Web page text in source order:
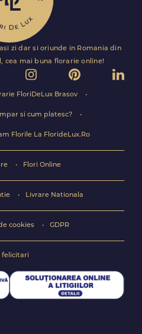
zi dar si oriunde in Romania din
cea mai buna florarie online!
FloriDeLux Brasov
si cum platesc?
Florile La FlorideLux.Ro
Flori Online
Livrare Nationala
cookies GDPR
felicitari